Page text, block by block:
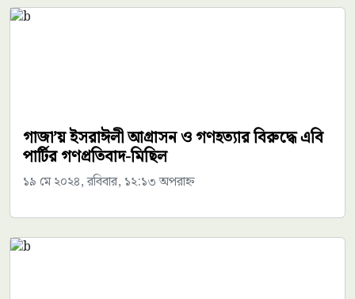
গাজা’য় ইসরাঈলী আগ্রাসন ও গণহত্যার বিরুদ্ধে এবি
পার্টির গণপ্রতিবাদ-মিছিল
১৯ মে ২০২৪, রবিবার, ১২:১৩ অপরাহ্ন